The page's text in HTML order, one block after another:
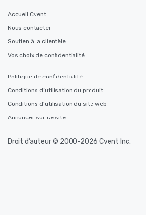
Accueil Cvent
Nous contacter
Soutien à la clientèle
Vos choix de confidentialité
Politique de confidentialité
Conditions d’utilisation du produit
Conditions d’utilisation du site web
Annoncer sur ce site
Droit d’auteur © 2000-2026 Cvent Inc.